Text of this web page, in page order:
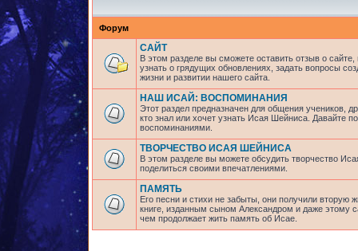
Форум
САЙТ
В этом разделе вы сможете оставить отзыв о
узнать о грядущих обновлениях, задать вопросы
жизни и развитии нашего сайта.
НАШ ИСАЙ: ВОСПОМИНАНИЯ
Этот раздел предназначен для общения учеников,
кто знал или хочет узнать Исая Шейниса. Давайте
воспоминаниями.
ТВОРЧЕСТВО ИСАЯ ШЕЙНИСА
В этом разделе вы можете обсудить творчество
поделиться своими впечатлениями.
ПАМЯТЬ
Его песни и стихи не забыты, они получили вторую
книге, изданным сыном Александром и даже этому
чем продолжает жить память об Исае.